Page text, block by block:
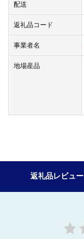
配送
返礼品コード
事業者名
地場産品
返礼品レビュー